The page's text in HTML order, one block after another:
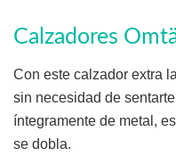
Calzadores
Con este calzador extra
sin necesidad de
íntegramente de metal,
se dobla.